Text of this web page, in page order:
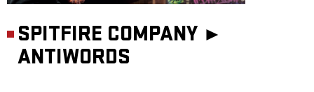
SPITFIRE COMPANY ►
ANTIWORDS